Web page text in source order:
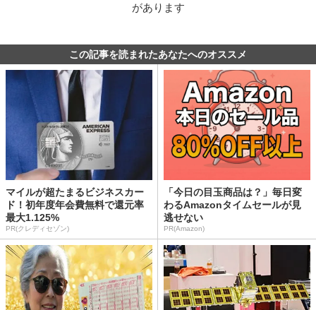
があります
この記事を読まれたあなたへのオススメ
マイルが超たまるビジネスカー
ド！初年度年会費無料で還元率
最大1.125%
PR(クレディセゾン)
「今日の目玉商品は？」毎日変
わるAmazonタイムセールが見
逃せない
PR(Amazon)